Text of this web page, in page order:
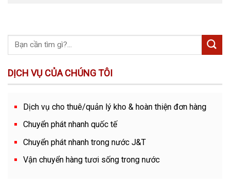
DỊCH VỤ CỦA CHÚNG TÔI
Dịch vụ cho thuê/quản lý kho & hoàn thiện đơn hàng
Chuyển phát nhanh quốc tế
Chuyển phát nhanh trong nước J&T
Vận chuyển hàng tươi sống trong nước